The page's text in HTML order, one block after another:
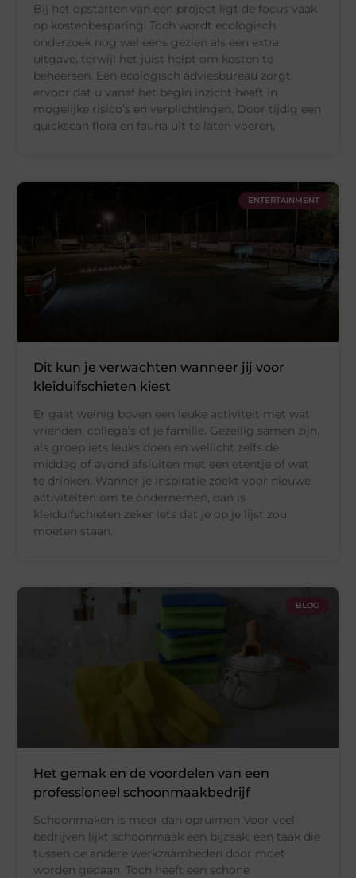
Bij het opstarten van een project ligt de focus vaak
op kostenbesparing. Toch wordt ecologisch
onderzoek nog wel eens gezien als een extra
uitgave, terwijl het juist helpt om kosten te
beheersen. Een ecologisch adviesbureau zorgt
ervoor dat u vanaf het begin inzicht heeft in
mogelijke risico’s en verplichtingen. Door tijdig een
quickscan flora en fauna uit te laten voeren,
ENTERTAINMENT
Dit kun je verwachten wanneer jij voor
kleiduifschieten kiest
Er gaat weinig boven een leuke activiteit met wat
vrienden, collega’s of je familie. Gezellig samen zijn,
als groep iets leuks doen en wellicht zelfs de
middag of avond afsluiten met een etentje of wat
te drinken. Wanner je inspiratie zoekt voor nieuwe
activiteiten om te ondernemen, dan is
kleiduifschieten zeker iets dat je op je lijst zou
moeten staan.
BLOG
Het gemak en de voordelen van een
professioneel schoonmaakbedrijf
Schoonmaken is meer dan opruimen Voor veel
bedrijven lijkt schoonmaak een bijzaak: een taak die
tussen de andere werkzaamheden door moet
worden gedaan. Toch heeft een schone